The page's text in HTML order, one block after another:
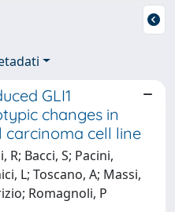
GLI1
changes in
carcinoma cell line
R; Bacci, S; Pacini,
L; Toscano, A; Massi,
Romagnoli, P